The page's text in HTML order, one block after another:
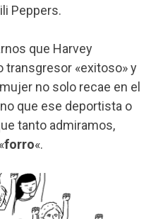
Peppers.
que Harvey
transgresor «exitoso» y
no solo recae en el
que ese deportista o
tanto admiramos,
forro«.